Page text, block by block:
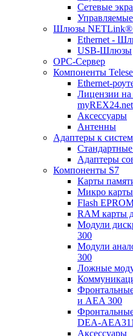
Сетевые
Шлюзы NETLink®
Ethernet -
USB-Шлюзы
ОРС-Сервер
Компоненты
Ethernet-
Лицензии
myREX24.net
Аксессуары
Антенны
Адаптеры к
Адаптеры
Компоненты S7
Карты
Микро карты
Flash
RAM карты
Модули
300
Модули
300
Ложные
и AEA 300
DEA-AEA311
Аксессуары